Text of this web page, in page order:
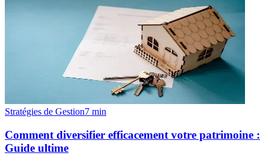
Stratégies de Gestion7 min
Comment diversifier efficacement votre patrimoine :
Guide ultime